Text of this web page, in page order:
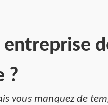
?
vous manquez de